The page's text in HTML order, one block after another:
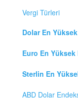
Vergi Türleri
Dolar En
Euro En Yüksek
Sterlin En
ABD Dolar